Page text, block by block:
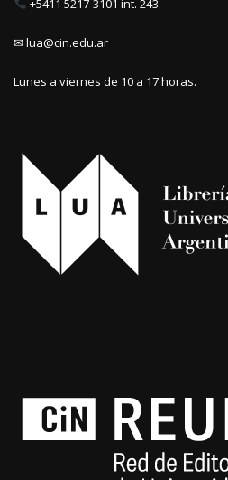
+5411 5217-3101 int. 243
✉ lua@cin.edu.ar
Lunes a viernes de 10 a 17 horas.